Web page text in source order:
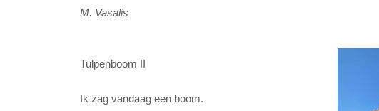
M. Vasalis
Tulpenboom II
Ik zag vandaag een boom.